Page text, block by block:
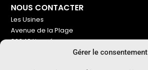
Gérer le consentement
NOUS CONTACTER
Les Usines
Avenue de la Plage
86240 Ligugé